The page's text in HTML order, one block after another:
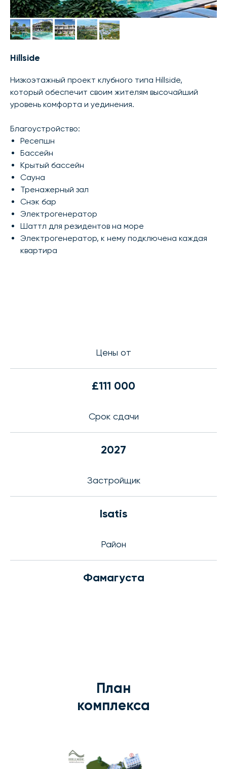
Hillside
Низкоэтажный проект клубного типа Hillside,
который обеспечит своим жителям высочайший
уровень комфорта и уединения.
Благоустройство:
Ресепшн
Бассейн
Крытый бассейн
Сауна
Тренажерный зал
Снэк бар
Электрогенератор
Шаттл для резидентов на море
Электрогенератор, к нему подключена каждая
квартира
Цены от
£111 000
Срок сдачи
2027
Застройщик
Isatis
Район
Фамагуста
План
комплекса